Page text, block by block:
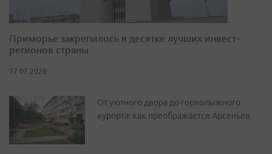
Приморье закрепилось в десятке лучших инвест-
регионов страны
17.07.2026
От уютного двора до горнолыжного
курорта: как преображается Арсеньев